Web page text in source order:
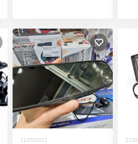
21/05/2021 21/